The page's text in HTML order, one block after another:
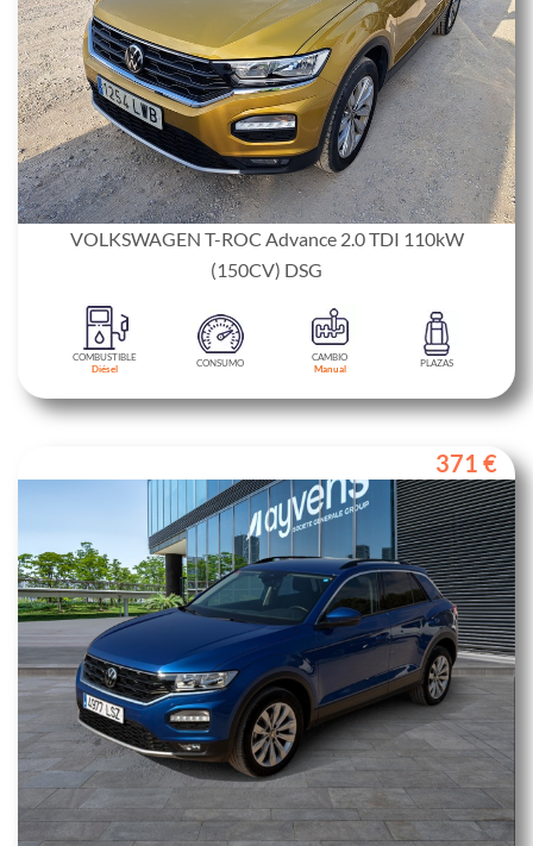
VOLKSWAGEN T-ROC Advance 2.0 TDI 110kW
(150CV) DSG
COMBUSTIBLE
Diésel
CONSUMO
CAMBIO
Manual
PLAZAS
371 €